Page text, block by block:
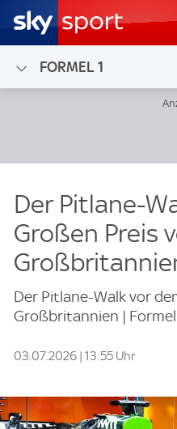
FORMEL 1
Der Pitlane-
Großen Preis
Der Pitlane-Walk vor
Großbritannien | Formel
03.07.2026 | 13:55 Uhr